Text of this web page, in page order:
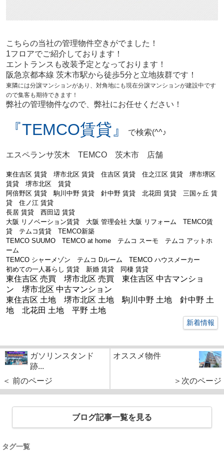
こち らの当社の管理物件空きがでました！
1フロアでご紹介しております！
エントランスも改装予定となっております！
阪急京都本線 茨木市駅から徒歩5分と立地抜群です！
東隣には分譲マンションがあり、対角地にも現在分譲マンションが建設中です
ので集客も期待できます！
弊社の管理物件なので、弊社にお任せください！
『TEMCO賃貸』 で検索(^^♪
エスペランサ茨木 TEMCO 茨木市 店舗
東住吉区 賃貸 堺市北区 賃貸 住吉区 賃貸 住之江区 賃貸 堺市堺区
賃貸 堺市北区 賃貸
阿倍野区 賃貸駒川中野 賃貸 針中野 賃貸 北花田 賃貸 三国ヶ丘 賃
貸 住ノ江 賃貸
長居 賃貸 西田辺 賃貸
大阪 リノベーション賃貸 大阪 管理会社 大阪 リフォーム TEMCO賃
貸 テムコ賃貸 TEMCO新築
TEMCO SUUMO TEMCO at home テムコ スーモ テムコ アットホ
ーム
TEMCO シャーメゾン テムコ Dルーム TEMCO ハウスメーカー
初めての一人暮らし 賃貸 新婚 賃貸 同棲 賃貸
東住吉区 売買 堺市北区 売買 東住吉区 中古マンショ
ン 堺市北区 中古マンション
東住吉区 土地 堺市北区 土地 駒川中野 土地 針中野 土
地 北花田 土地 平野 土地
新着情報
ガソリンスタンド
跡...
＜ 前のページ
オススメ物件
＞次のページ
ブログ記事一覧を見る
タグ一覧